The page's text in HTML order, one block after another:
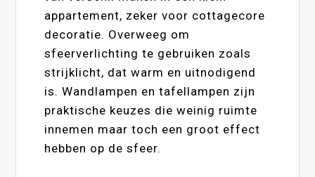
appartement, zeker voor cottagecore
decoratie. Overweeg om
sfeerverlichting te gebruiken zoals
strijklicht, dat warm en uitnodigend
is. Wandlampen en tafellampen zijn
praktische keuzes die weinig ruimte
innemen maar toch een groot effect
hebben op de sfeer.